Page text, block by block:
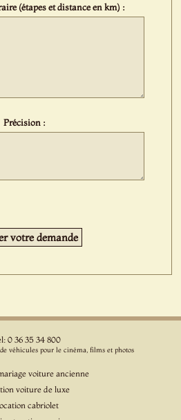
(étapes et distance en km) :
Précision :
0 36 35 34 800
véhicules pour le cinéma, films et photos
voiture ancienne
voiture de luxe
cabriolet